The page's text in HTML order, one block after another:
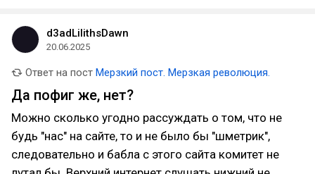
d3adLilithsDawn
20.06.2025
Ответ на пост Мерзкий пост. Мерзкая революция.
Да пофиг же, нет?
Можно сколько угодно рассуждать о том, что не
будь "нас" на сайте, то и не было бы "шметрик",
следовательно и бабла с этого сайта комитет не